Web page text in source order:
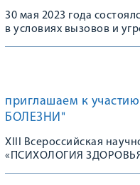
30 мая 2023 года
в условиях вызовов и
приглашаем к
БОЛЕЗНИ"
XIII Всероссийская
«ПСИХОЛОГИЯ